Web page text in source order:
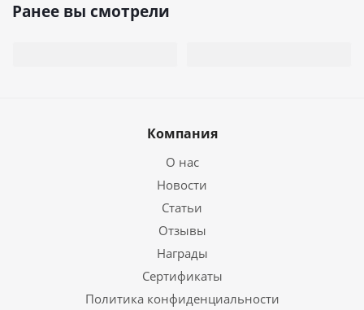
Ранее вы смотрели
Компания
О нас
Новости
Статьи
Отзывы
Награды
Сертификаты
Политика конфиденциальности